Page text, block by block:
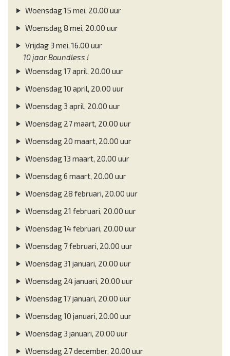
Woensdag 15 mei, 20.00 uur
Woensdag 8 mei, 20.00 uur
Vrijdag 3 mei, 16.00 uur
10 jaar Boundless !
Woensdag 17 april, 20.00 uur
Woensdag 10 april, 20.00 uur
Woensdag 3 april, 20.00 uur
Woensdag 27 maart, 20.00 uur
Woensdag 20 maart, 20.00 uur
Woensdag 13 maart, 20.00 uur
Woensdag 6 maart, 20.00 uur
Woensdag 28 februari, 20.00 uur
Woensdag 21 februari, 20.00 uur
Woensdag 14 februari, 20.00 uur
Woensdag 7 februari, 20.00 uur
Woensdag 31 januari, 20.00 uur
Woensdag 24 januari, 20.00 uur
Woensdag 17 januari, 20.00 uur
Woensdag 10 januari, 20.00 uur
Woensdag 3 januari, 20.00 uur
Woensdag 27 december, 20.00 uur